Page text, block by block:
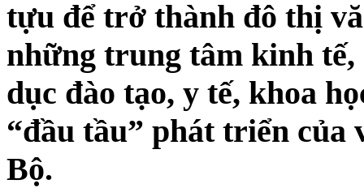
tựu để trở thành đô thị
những trung tâm kinh tế,
dục đào tạo, y tế, khoa
“đầu tầu” phát triển của
Bộ.